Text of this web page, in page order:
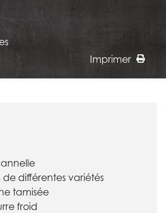
Imprimer
de différentes variétés
tamisée
froid